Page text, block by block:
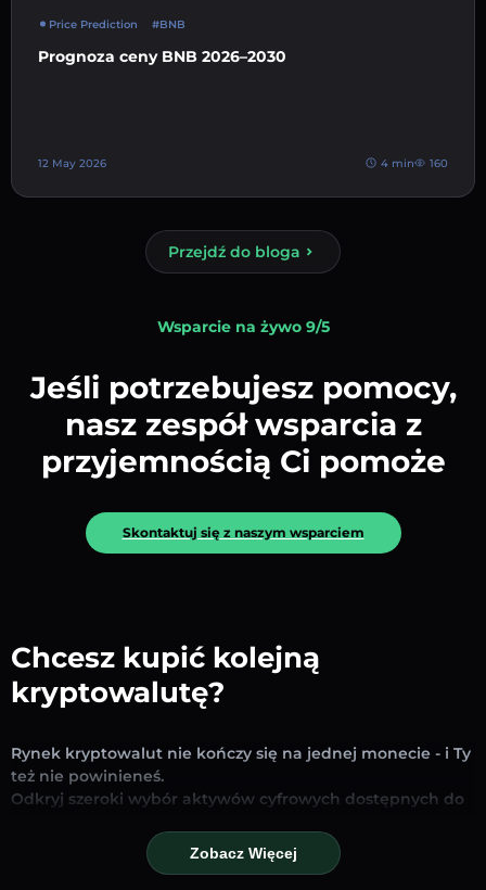
Price Prediction #BNB
Prognoza ceny BNB 2026–2030
12 May 2026 4 min 160
Przejdź do bloga
Wsparcie na żywo 9/5
Jeśli potrzebujesz pomocy,
nasz zespół wsparcia z
przyjemnością Ci pomoże
Skontaktuj się z naszym wsparciem
Chcesz kupić kolejną
kryptowalutę?
Rynek kryptowalut nie kończy się na jednej monecie - i Ty
też nie powinieneś.
Odkryj szeroki wybór aktywów cyfrowych dostępnych do
tego, czy szukasz uznanych stablecoinów, obiecujących
altcoinów czy nowych trendujących tokenów – znajdziesz
Zobacz Więcej